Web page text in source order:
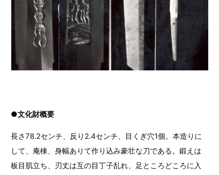
●文化財概要
長さ78.2センチ、反り2.4センチ、目くぎ穴1個。本造りに
して、庵棟、身幅ありて作り込み豪壮な刀である。鍛えは
板目肌立ち、刃丈は互の目丁子乱れ、足ところどころに入